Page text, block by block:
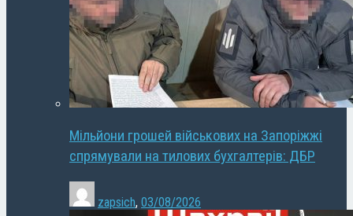
Мільйони грошей військових на Запоріжжі
спрямували на тилових бухгалтерів: ДБР
zapsich, 03/08/2026